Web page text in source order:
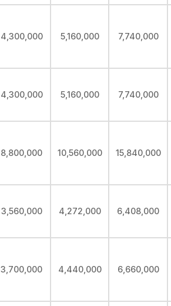
4,300,000 5,160,000 7,740,000
4,300,000 5,160,000 7,740,000
8,800,000 10,560,000 15,840,000
3,560,000 4,272,000 6,408,000
3,700,000 4,440,000 6,660,000